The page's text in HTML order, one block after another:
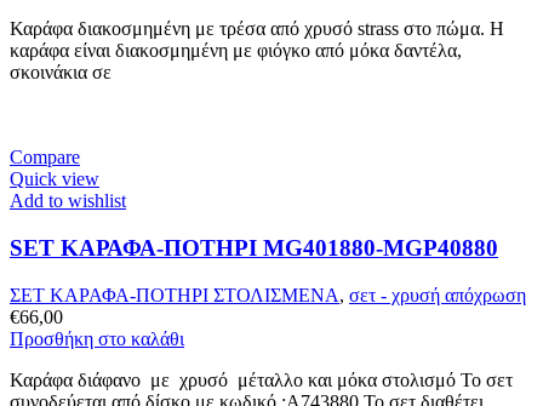
Καράφα διακοσμημένη με τρέσα από χρυσό strass στο πώμα. Η
καράφα είναι διακοσμημένη με φιόγκο από μόκα δαντέλα,
σκοινάκια σε
Compare
Quick view
Add to wishlist
SET ΚΑΡΑΦΑ-ΠΟΤΗΡΙ MG401880-MGP40880
ΣΕΤ ΚΑΡΑΦΑ-ΠΟΤΗΡΙ ΣΤΟΛΙΣΜΕΝΑ, σετ - χρυσή απόχρωση
€66,00
Προσθήκη στο καλάθι
Καράφα διάφανο με χρυσό μέταλλο και μόκα στολισμό Το σετ
συνοδεύεται από δίσκο με κωδικό :A743880 Το σετ διαθέτει